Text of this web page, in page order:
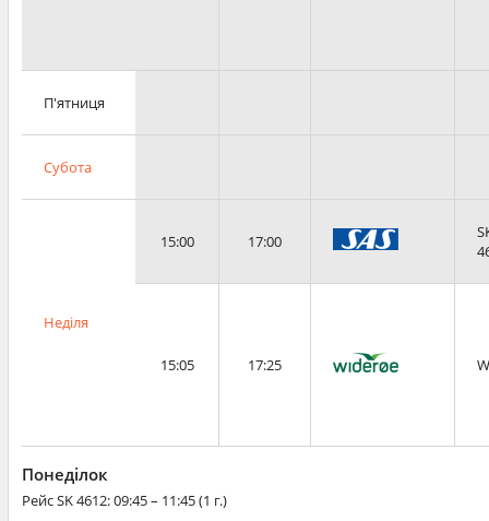
П'ятниця
Субота
Неділя
15:00 17:00
15:05 17:25
Понеділок
РейсSK 4612: 09:45 – 11:45 (1 г.)